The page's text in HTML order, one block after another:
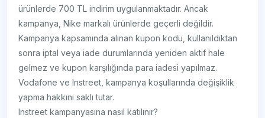
ürünlerde 700 TL indirim uygulanmaktadır. Ancak
kampanya, Nike markalı ürünlerde geçerli değildir.
Kampanya kapsamında alınan kupon kodu, kullanıldıktan
sonra iptal veya iade durumlarında yeniden aktif hale
gelmez ve kupon karşılığında para iadesi yapılmaz.
Vodafone ve Instreet, kampanya koşullarında değişiklik
yapma hakkını saklı tutar.
Instreet kampanyasına nasıl katılınır?